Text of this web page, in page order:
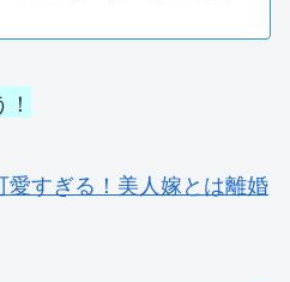
すぎる！美人嫁とは離婚